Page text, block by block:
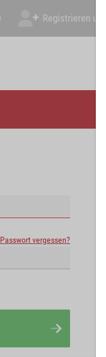
Registrieren
Passwort vergessen?